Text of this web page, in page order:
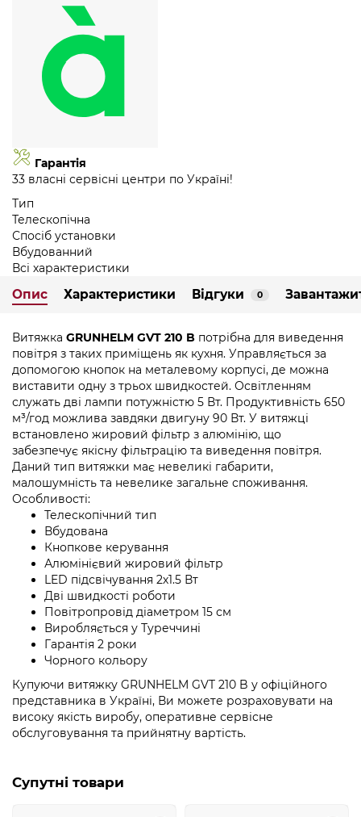
Гарантія
33 власні сервісні центри по Україні!
Тип
Телескопічна
Спосіб установки
Вбудованний
Всі характеристики
Опис Характеристики Відгуки 0
Витяжка GRUNHELM GVT 210 B потрібна для виведення
повітря з таких приміщень як кухня. Управляється за
допомогою кнопок на металевому корпусі, де можна
виставити одну з трьох швидкостей. Освітленням
служать дві лампи потужністю 5 Вт. Продуктивність 650
м³/год можлива завдяки двигуну 90 Вт. У витяжці
встановлено жировий фільтр з алюмінію, що
забезпечує якісну фільтрацію та виведення повітря.
Даний тип витяжки має невеликі габарити,
малошумність та невелике загальне споживання.
Особливості:
Телескопічний тип
Вбудована
Кнопкове керування
Алюмінієвий жировий фільтр
LED підсвічування 2х1.5 Вт
Дві швидкості роботи
Повітропровід діаметром 15 см
Виробляється у Туреччині
Гарантія 2 роки
Чорного кольору
Купуючи витяжку GRUNHELM GVT 210 B у офіційного
представника в Україні, Ви можете розраховувати на
високу якість виробу, оперативне сервісне
обслуговування та прийнятну вартість.
Супутні товари